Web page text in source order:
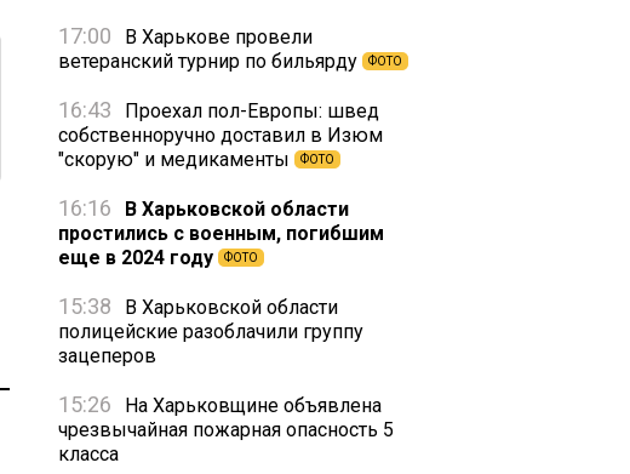
17:00
В Харькове провели
ветеранский турнир по бильярду
ФОТО
16:43
Проехал пол-Европы: швед
собственноручно доставил в Изюм
"скорую" и медикаменты
ФОТО
16:16
В Харьковской области
простились с военным, погибшим
еще в 2024 году
ФОТО
15:38
В Харьковской области
полицейские разоблачили группу
зацеперов
15:26
На Харьковщине объявлена
чрезвычайная пожарная опасность 5
класса